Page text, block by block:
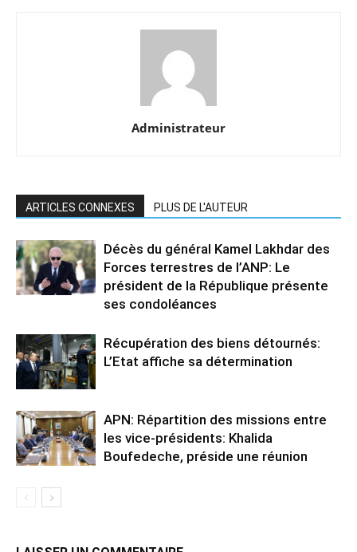
Administrateur
ARTICLES CONNEXES PLUS DE L'AUTEUR
Décès du général Kamel Lakhdar des
Forces terrestres de l’ANP: Le
président de la République présente
ses condoléances
Récupération des biens détournés:
L’Etat affiche sa détermination
APN: Répartition des missions entre
les vice-présidents: Khalida
Boufedeche, préside une réunion